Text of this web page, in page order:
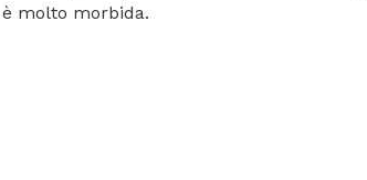
molto morbida.